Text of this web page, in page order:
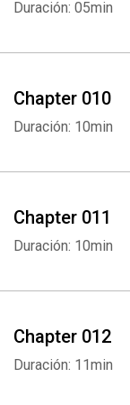
Duración: 05min
Chapter 010
Duración: 10min
Chapter 011
Duración: 10min
Chapter 012
Duración: 11min